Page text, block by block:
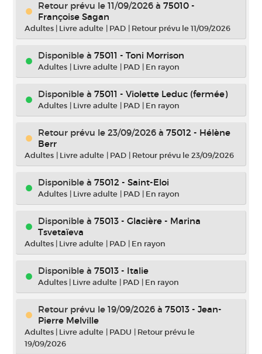
Retour prévu le 11/09/2026 à 75010 -
Françoise Sagan
Adultes | Livre adulte | PAD | Retour prévu le 11/09/2026
Disponible à 75011 - Toni Morrison
Adultes | Livre adulte | PAD | En rayon
Disponible à 75011 - Violette Leduc (fermée)
Adultes | Livre adulte | PAD | En rayon
Retour prévu le 23/09/2026 à 75012 - Hélène
Berr
Adultes | Livre adulte | PAD | Retour prévu le 23/09/2026
Disponible à 75012 - Saint-Eloi
Adultes | Livre adulte | PAD | En rayon
Disponible à 75013 - Glacière - Marina
Tsvetaïeva
Adultes | Livre adulte | PAD | En rayon
Disponible à 75013 - Italie
Adultes | Livre adulte | PAD | En rayon
Retour prévu le 19/09/2026 à 75013 - Jean-
Pierre Melville
Adultes | Livre adulte | PADU | Retour prévu le
19/09/2026